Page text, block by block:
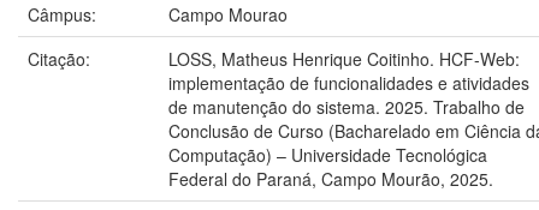
Câmpus:
Campo Mourao
Citação:
LOSS, Matheus Henrique Coitinho. HCF-Web:
implementação de funcionalidades e atividades
de manutenção do sistema. 2025. Trabalho de
Conclusão de Curso (Bacharelado em Ciência
Computação) – Universidade Tecnológica
Federal do Paraná, Campo Mourão, 2025.